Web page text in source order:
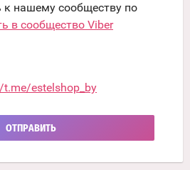
к нашему сообществу по
в сообщество Viber
estelshop_by
ОТПРАВИТЬ